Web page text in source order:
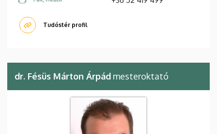
Tudóstér profil
dr. Fésüs Márton Árpád mesteroktató